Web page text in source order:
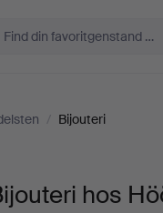
/ Bijouteri
hos